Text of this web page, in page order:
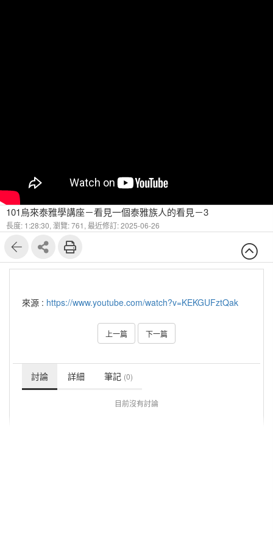
101烏來泰雅學講座－看見一個泰雅族人的看見－3
長度: 1:28:30, 瀏覽: 761, 最近修訂: 2025-06-26
來源 : https://www.youtube.com/watch?v=KEKGUFztQak
上一篇 下一篇
討論 詳細 筆記 (0)
目前沒有討論